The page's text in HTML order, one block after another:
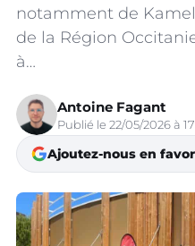
notamment de
de la Région
à…
Antoine Fagant
Publié le 22/05/2026 à
Ajoutez-nous en